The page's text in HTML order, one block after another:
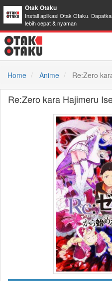
Otak Otaku
Install aplikasi Otak Otaku.
lebih cepat & nyaman
Home
Anime Re:Zero
Re:Zero kara Hajimeru